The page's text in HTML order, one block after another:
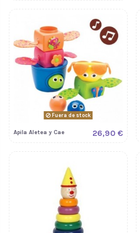
Fuera de stock
Apila Aletea y Cae 26,90 €